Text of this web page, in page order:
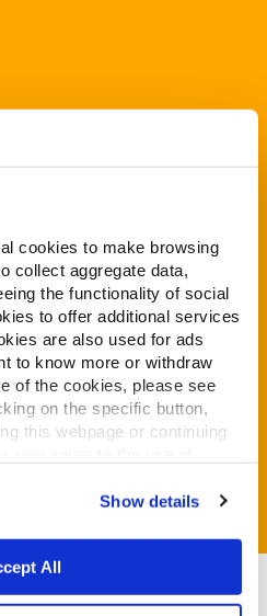
cookies to make browsing
collect aggregate data,
the functionality of social
to offer additional services
are also used for ads
to know more or withdraw
of the cookies, please see
on the specific button,
this webpage or continuing
Show details
All
Economy
(Almo Nature)
dei miei dati e dichiaro di aver
*